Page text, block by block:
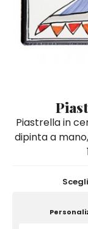
Piastrella in
dipinta a
Quadri e
Vasi
Scatole
Tegamini
Portatovaglioli
Sale e Pepe -
Sottopentola &
Tazzine da
Tegami e
De Simone per
Tozzetti
Vasi Mignon
Secchielli
Servizi di Piatti
Tazzine da Caffè
Tegami e Zuppiere
Teiere
Tovagliette
Secchielli
Servizi di Piatti
Tazzine da Caffè
Tegami e Zuppiere
Teiere
Tovagliette